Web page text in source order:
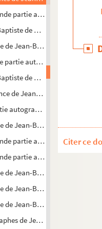
partie autographes, de
de Secondat : "Des
de Jean-Baptiste de
partie autographes, de
de Secondat : "Lettre
de Jean-Baptiste de
autographes, de Jean-
de Jean-Baptiste de
partie autographes, de
partie autographes, de
de Jean-Baptiste de
de Jean-Baptiste de
de Jean-Baptiste de
de Jean-Baptiste de
Citer ce